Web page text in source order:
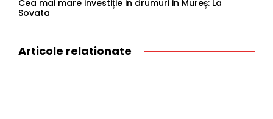
Cea mai mare investiție in drumuri in Mureș: La
Sovata
Articole relationate